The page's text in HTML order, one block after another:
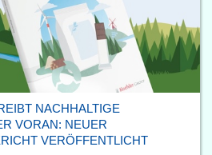
NACHHALTIGE
VORAN: NEUER
VERÖFFENTLICHT